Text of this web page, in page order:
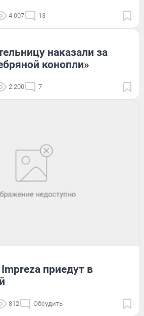
4 007 13
наказали за
конопли»
2 200 7
приедут в
812 Обсудить